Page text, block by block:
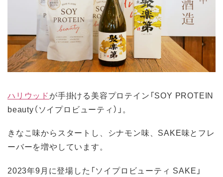
ハリウッドが手掛ける美容プロテイン「SOY PROTEIN
beauty（ソイプロビューティ）」。
きなこ味からスタートし、シナモン味、SAKE味とフレ
ーバーを増やしています。
2023年9月に登場した「ソイプロビューティ SAKE」